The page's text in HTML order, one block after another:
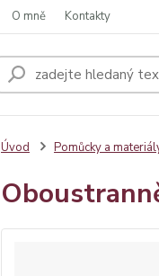
O mně Kontakty
Úvod Pomůcky a